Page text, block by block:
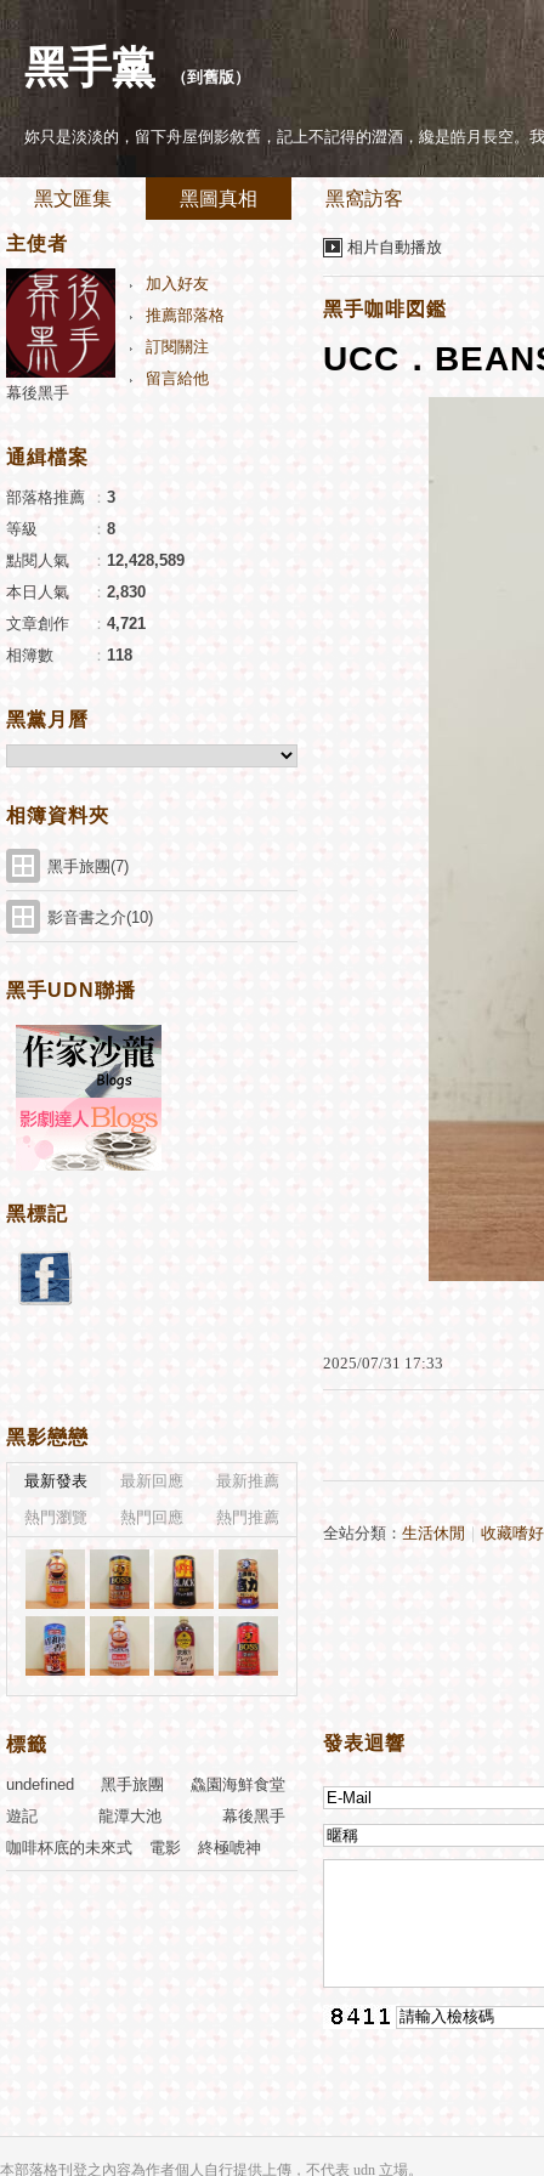
黑手黨 （到舊版）
妳只是淡淡的，留下舟屋倒影敘舊，記上不記得的澀酒，纔是皓月長空。
黑文匯集 黑圖真相 黑窩訪客
相片自動播放
黑手咖啡図鑑
UCC．
2025/07/31 17:33
全站分類： 生活休閒 收藏嗜好
發表迴響
主使者
加入好友
推薦部落格
訂閱關注
留言給他
幕後黑手
通緝檔案
部落格推薦 ： 3
等級
： 8
點閱人氣
： 12,428,589
本日人氣
： 2,830
文章創作
： 4,721
相簿數
： 118
黑黨月曆
相簿資料夾
黑手旅團(7)
影音書之介(10)
黑手UDN聯播
黑標記
黑影戀戀
最新發表 最新回應
最新推薦
熱門瀏覽
熱門回應 熱門推薦
標籤
undefined 黑手旅團
鱻園海鮮食堂
遊記
龍潭大池
幕後黑手
咖啡杯底的未來式
電影 終極唬神
本部落格刊登之內容為作者個人自行提供上傳，不代表 udn 立場。